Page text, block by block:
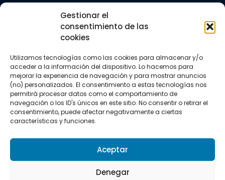
Gestionar el
consentimiento de las
cookies
Utilizamos tecnologías como las cookies para almacenar y/o
acceder a la información del dispositivo. Lo hacemos para
mejorar la experiencia de navegación y para mostrar anuncios
(no) personalizados. El consentimiento a estas tecnologías nos
permitirá procesar datos como el comportamiento de
navegación o los ID's únicos en este sitio. No consentir o retirar el
consentimiento, puede afectar negativamente a ciertas
características y funciones.
Aceptar
Denegar
CONTACTO
+34 662 342 177
info@vkssport.com
SÍGUENOS
Política de privacidad
Política de cookies